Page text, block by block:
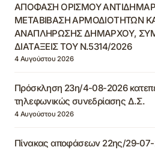
ΑΠΟΦΑΣΗ ΟΡΙΣΜΟΥ
ΜΕΤΑΒΙΒΑΣΗ ΑΡΜΟΔΙΟΤΗΤΩΝ
ΑΝΑΠΛΗΡΩΣΗΣ ΔΗΜΑΡΧΟΥ,
ΔΙΑΤΑΞΕΙΣ ΤΟΥ Ν.5314/2026
4 Αυγούστου 2026
Πρόσκληση 23η/4-08-2026
τηλεφωνικώς συνεδρίασης Δ.Σ.
4 Αυγούστου 2026
Πίνακας αποφάσεων 22ης/29-07-